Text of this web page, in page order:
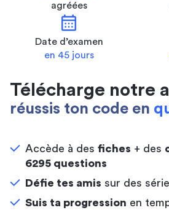
agréées
calendar_month
Date d’examen
en 45 jours
Télécharge notre
réussis ton code en
Accède à des fiches + des
6295 questions
Défie tes amis sur des
Suis ta progression en